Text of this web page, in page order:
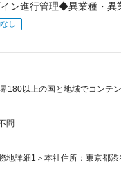
イン進行管理◆異業種・
し
180以上の国と地域でコンテ
問
地詳細1＞本社住所：東京都